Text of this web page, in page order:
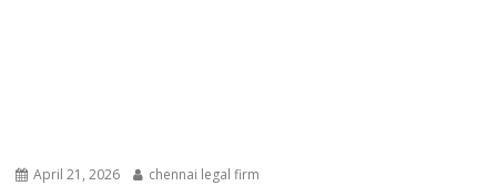
April 21, 2026 chennai legal firm